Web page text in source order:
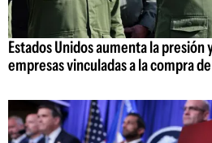
Estados Unidos aumenta la presión
empresas vinculadas a la compra